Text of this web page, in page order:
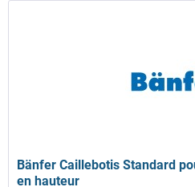
Bänfer Caillebotis Standard
en hauteur